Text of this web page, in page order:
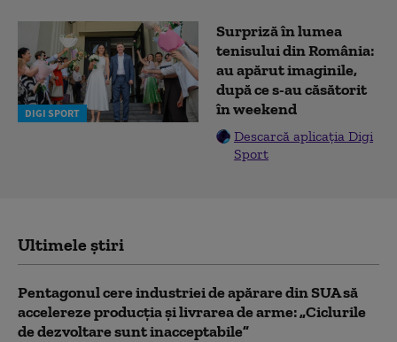
DIGI SPORT
Surpriză în lumea
tenisului din România:
au apărut imaginile,
după ce s-au căsătorit
în weekend
Descarcă aplicația Digi
Sport
Ultimele știri
Pentagonul cere industriei de apărare din SUA să
accelereze producția și livrarea de arme: „Ciclurile
de dezvoltare sunt inacceptabile”